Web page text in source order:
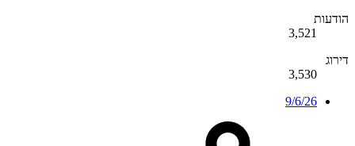
הודעות
3,521
דירוג
3,530
9/6/26